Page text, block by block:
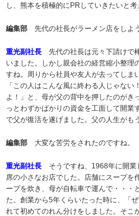
し、熊本を積極的にPRしていきたいと考
編集部 先代の社長がラーメン店をしよ
重光副社長 先代の社長は元々下請けで
いました。しかし親会社の経営縮小整理
すね。周りから社員や友人が去ってしま
「この人はこんな風に終わる人じゃない
よ！」と、母が父の背中を押したのがき
っとわずかばかりの資金を工面して開業
で父が復活を遂げました。父の人生がも
編集部 大変な苦労をされたのですね。
重光副社長 そうですね、1968年に開業
席の小さなお店でした。店舗にスープを
ープを炊き、母が自転車で運んで・・・
た。創業から5年くらいたった時に、「
れて初めてのれん分けをしました。そこ